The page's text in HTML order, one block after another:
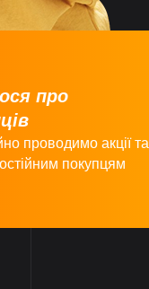
про
проводимо акції та
покупцям